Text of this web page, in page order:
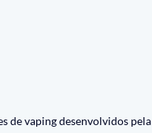
de vaping desenvolvidos pela